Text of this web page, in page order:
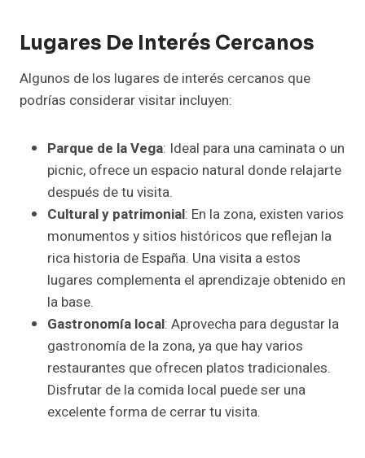
Lugares De Interés Cercanos
Algunos de los lugares de interés cercanos que
podrías considerar visitar incluyen:
Parque de la Vega: Ideal para una caminata o un
picnic, ofrece un espacio natural donde relajarte
después de tu visita.
Cultural y patrimonial: En la zona, existen varios
monumentos y sitios históricos que reflejan la
rica historia de España. Una visita a estos
lugares complementa el aprendizaje obtenido en
la base.
Gastronomía local: Aprovecha para degustar la
gastronomía de la zona, ya que hay varios
restaurantes que ofrecen platos tradicionales.
Disfrutar de la comida local puede ser una
excelente forma de cerrar tu visita.